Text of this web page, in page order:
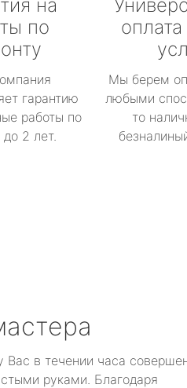
на
по
гарантию
работы по
2 лет.
Мы берем
любыми
то
Вас в течении часа
руками. Благодаря